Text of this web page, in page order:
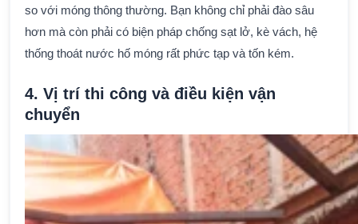
so với móng thông thường. Bạn không chỉ phải đào sâu
hơn mà còn phải có biện pháp chống sạt lở, kè vách, hệ
thống thoát nước hố móng rất phức tạp và tốn kém.
4. Vị trí thi công và điều kiện vận
chuyển